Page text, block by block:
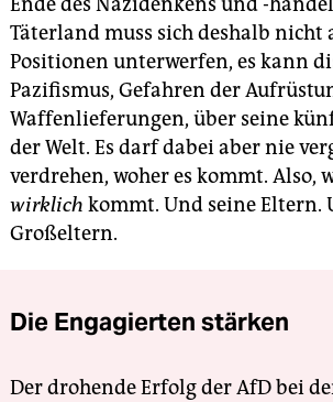
Täterland muss sich deshalb nicht
Positionen unterwerfen, es kann
Pazifismus, Gefahren der
Waffenlieferungen, über seine
der Welt. Es darf dabei aber nie
verdrehen, woher es kommt. Also,
wirklich kommt. Und seine Eltern.
Großeltern.
Die Engagierten stärken
Der drohende Erfolg der AfD bei